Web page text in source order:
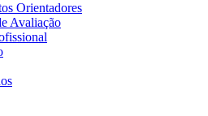
Orientadores
Avaliação